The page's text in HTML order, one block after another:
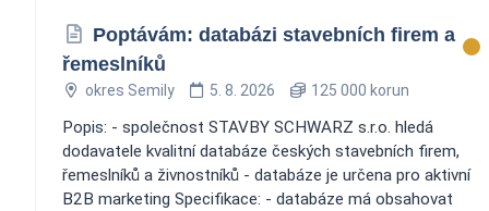
Poptávám: databázi stavebních firem a
řemeslníků
okres Semily 5. 8. 2026 125 000 korun
Popis: - společnost STAVBY SCHWARZ s.r.o. hledá
dodavatele kvalitní databáze českých stavebních firem,
řemeslníků a živnostníků - databáze je určena pro aktivní
B2B marketing Specifikace: - databáze má obsahovat